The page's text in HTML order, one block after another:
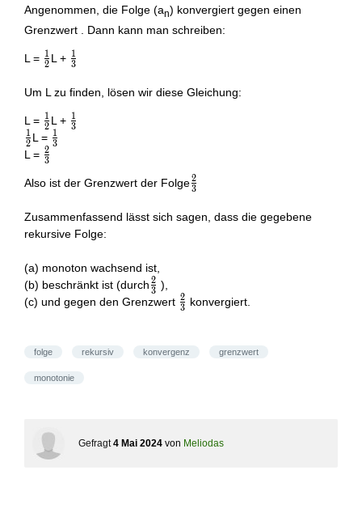
Angenommen, die Folge (an) konvergiert gegen einen
Grenzwert . Dann kann man schreiben:
L = \frac{1}
2
1 L + \frac{1}
3
1
Um L zu finden, lösen wir diese Gleichung:
L = \frac{1}
{2}
2
1 L + \frac{1}
3
1
\frac{1}
{2}
2
1 L = \frac{1}
3
1
L = \frac{2}
3
2
Also ist der Grenzwert der Folge\frac{2}
3
2
Zusammenfassend lässt sich sagen, dass die gegebene
rekursive Folge:
(a) monoton wachsend ist,
(b) beschränkt ist (durch\frac{2}
{3}
3
2 ),
(c) und gegen den Grenzwert \frac{2}
3
2 konvergiert.
folge rekursiv konvergenz grenzwert
monotonie
Gefragt 4 Mai 2024 von Meliodas